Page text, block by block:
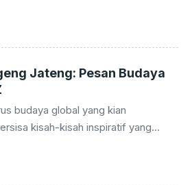
Atas (SMA) Unggul Garuda dapat
capaian luar biasa yang telah
Garuda, menjadikannya sebagai
dijadikan contoh dan rujukan bagi
di seluruh Indonesia. Keinginan
sekolah tersebut ...
Jateng: Pesan Budaya
budaya global yang kian
kisah-kisah inspiratif yang
anak petani sekaligus guru